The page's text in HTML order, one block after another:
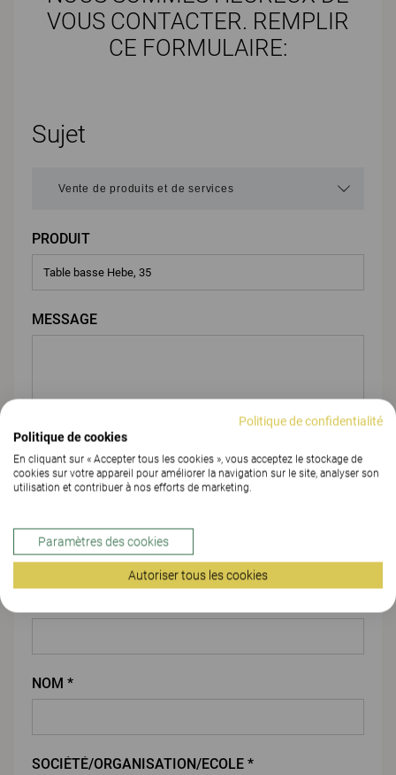
VOUS CONTACTER. REMPLIR
CE FORMULAIRE:
Sujet
PRODUIT
MESSAGE
PIÈCE JOINTE
Vos coordonnées
NOM *
SOCIÉTÉ/ORGANISATION/ECOLE *
Politique de confidentialité
Politique de cookies
En cliquant sur « Accepter tous les cookies », vous acceptez le stockage de
cookies sur votre appareil pour améliorer la navigation sur le site, analyser son
utilisation et contribuer à nos efforts de marketing.
Paramètres des cookies
Autoriser tous les cookies